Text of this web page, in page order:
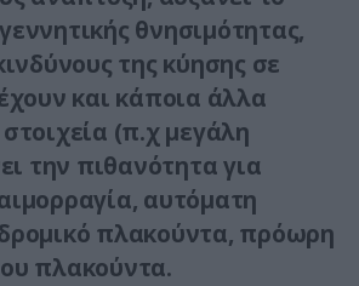
θνησιμότητας,
της κύησης σε
και κάποια άλλα
(π.χ μεγάλη
την πιθανότητα για
αυτόματη
πλακούντα, πρόωρη
πλακούντα.